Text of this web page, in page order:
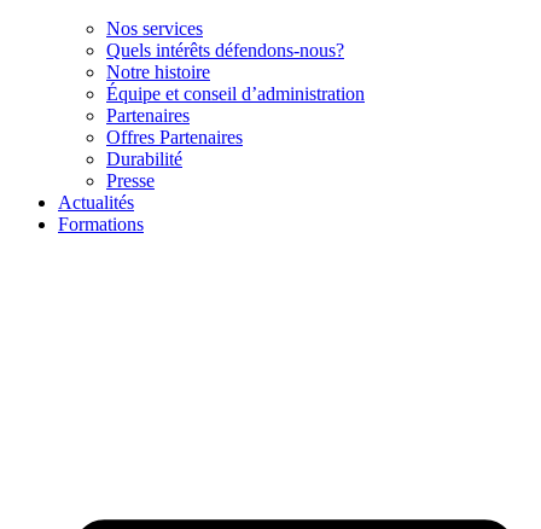
Nos services
Quels intérêts défendons-nous?
Notre histoire
Équipe et conseil d’administration
Partenaires
Offres Partenaires
Durabilité
Presse
Actualités
Formations